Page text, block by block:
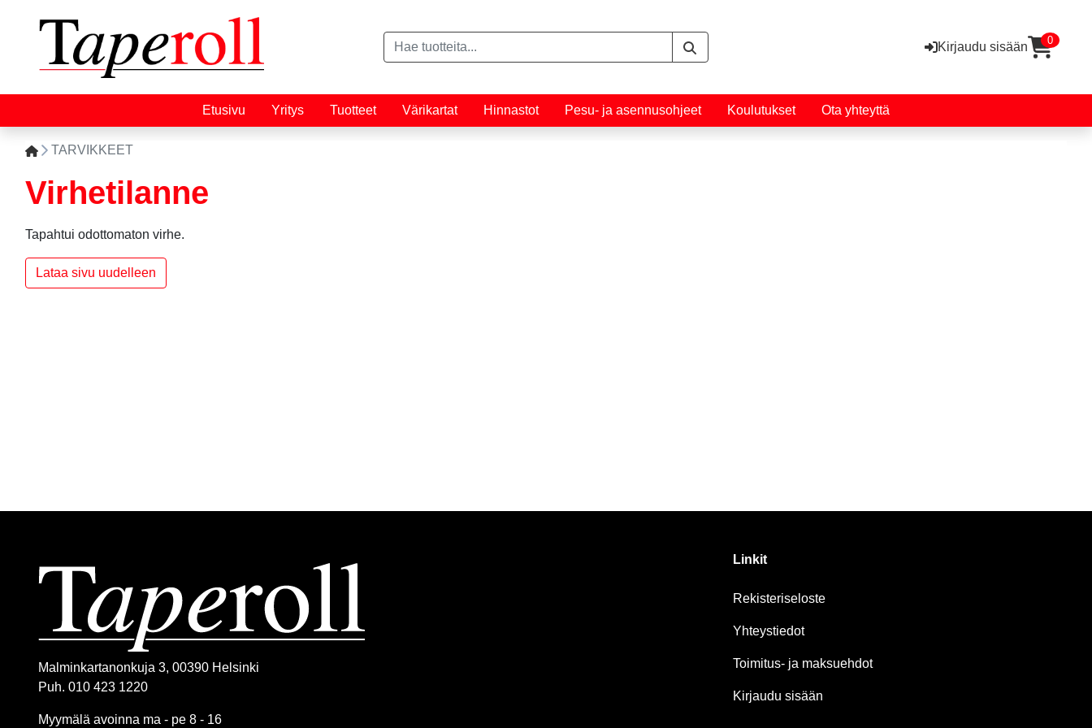
Kirjaudu sisään 0
Etusivu Yritys Tuotteet Värikartat Hinnastot Pesu- ja asennusohjeet Koulutukset Ota yhteyttä
TARVIKKEET
Virhetilanne
Tapahtui odottomaton virhe.
Lataa sivu uudelleen
Malminkartanonkuja 3, 00390 Helsinki
Puh. 010 423 1220
Myymälä avoinna ma - pe 8 - 16
Linkit
Rekisteriseloste
Yhteystiedot
Toimitus- ja maksuehdot
Kirjaudu sisään